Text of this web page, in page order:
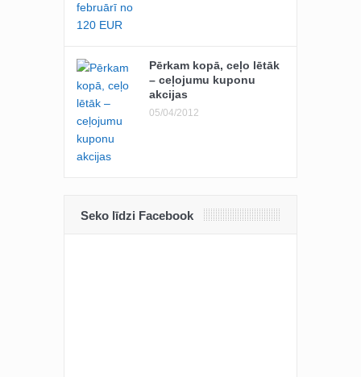
Pērkam kopā, ceļo lētāk
– ceļojumu kuponu
akcijas
05/04/2012
Seko līdzi Facebook